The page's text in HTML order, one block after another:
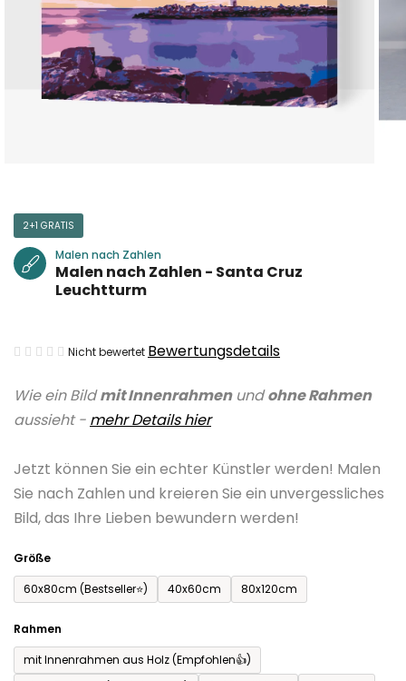
Wie ein Bildmit Innenrahmenundohne Rahmen
aussieht - mehr Details hier
Jetzt können Sie ein echter Künstler werden! Malen
Sie nach Zahlen und kreieren Sie ein unvergessliches
Bild, das Ihre Lieben bewundern werden!
Größe
60x80cm (Bestseller⭐)
40x60cm 80x120cm
Rahmen
mit Innenrahmen aus Holz (Empfohlen👍)
2+1 GRATIS
Malen nach Zahlen
Malen nach Zahlen - Santa Cruz
Leuchtturm
Die
Produktbewertung
ist
von
5
Sternen.
Nicht bewertet Bewertungsdetails